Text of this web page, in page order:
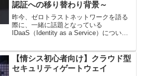
認証への移り替わり背景～
昨今、ゼロトラストネットワークを語る
際に、一緒に話題となっている
IDaaS（Identity as a Service）につい
での注意ポイントを解説しています。
【情シス初心者向け】クラウド型
セキュリティゲートウェイ